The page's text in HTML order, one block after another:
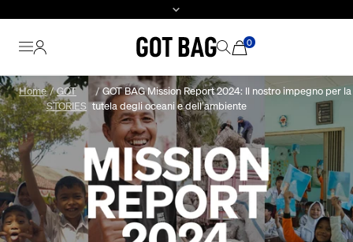
Vai
al
contenuto
0
Home
GOT
STORIES
GOT BAG Mission Report 2024: Il nostro impegno per la
tutela degli oceani e dell’ambiente